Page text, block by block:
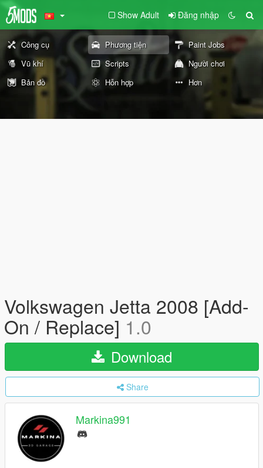
Show Adult Đăng nhập
Công cụ Phương tiện
Paint Jobs
Vũ khí
Scripts
Người chơi
Bản đồ
Hỗn hợp Hơn
Volkswagen Jetta 2008 [Add-
On / Replace] 1.0
Download
Share
Markina991